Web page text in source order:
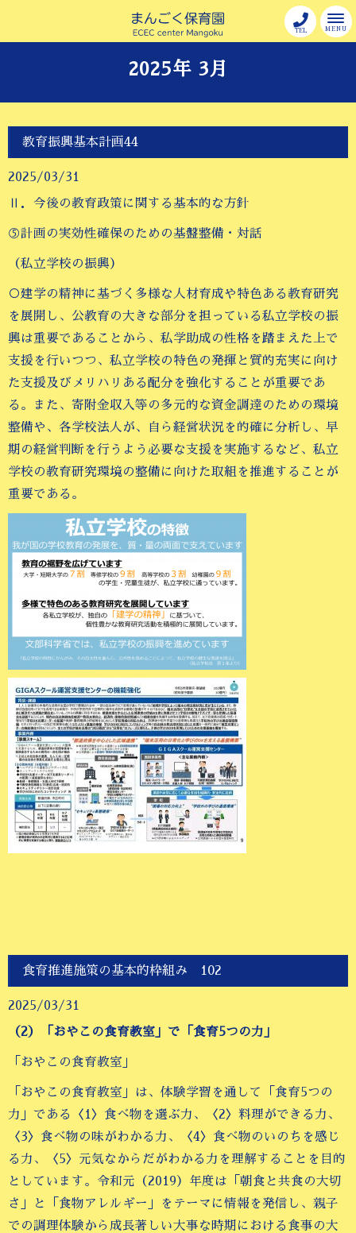
MENU
TEL
2025年 3月
教育振興基本計画44
2025/03/31
Ⅱ．今後の教育政策に関する基本的な方針
⑤計画の実効性確保のための基盤整備・対話
（私立学校の振興）
○建学の精神に基づく多様な人材育成や特色ある教育研究
を展開し、公教育の大きな部分を担っている私立学校の振
興は重要であることから、私学助成の性格を踏まえた上で
支援を行いつつ、私立学校の特色の発揮と質的充実に向け
た支援及びメリハリある配分を強化することが重要であ
る。また、寄附金収入等の多元的な資金調達のための環境
整備や、各学校法人が、自ら経営状況を的確に分析し、早
期の経営判断を行うよう必要な支援を実施するなど、私立
学校の教育研究環境の整備に向けた取組を推進することが
重要である。
食育推進施策の基本的枠組み 102
2025/03/31
（2）「おやこの食育教室」で「食育5つの力」
「おやこの食育教室」
「おやこの食育教室」は、体験学習を通して「食育5つの
力」である〈1〉食べ物を選ぶ力、〈2〉料理ができる力、
〈3〉食べ物の味がわかる力、〈4〉食べ物のいのちを感じ
る力、〈5〉元気なからだがわかる力を理解することを目的
としています。令和元（2019）年度は「朝食と共食の大切
さ」と「食物アレルギー」をテーマに情報を発信し、親子
での調理体験から成長著しい大事な時期における食事の大